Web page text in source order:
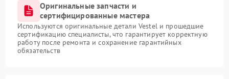
Оригинальные запчасти и
сертифицированные мастера
Используются оригинальные детали Vestel и прошедшие
сертификацию специалисты, что гарантирует корректную
работу после ремонта и сохранение гарантийных
обязательств